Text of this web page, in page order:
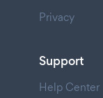
Privacy
Support
Help Center